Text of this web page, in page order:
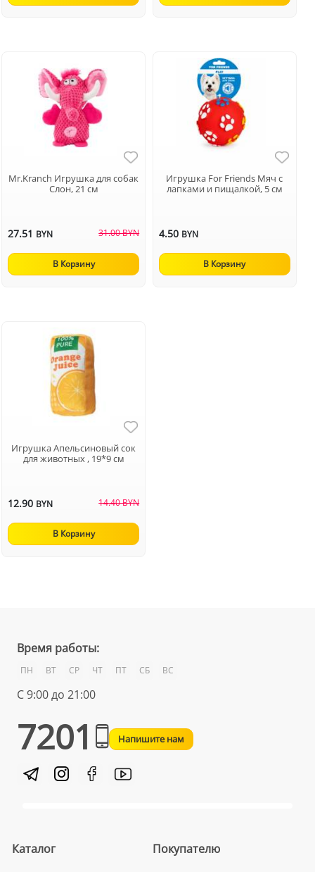
Mr.Kranch Игрушка для собак
Слон, 21 см
27.51 BYN 31.00 BYN
В Корзину
Игрушка For Friends Мяч с
лапками и пищалкой, 5 см
4.50 BYN
В Корзину
Игрушка Апельсиновый сок
для животных , 19*9 см
12.90 BYN 14.40 BYN
В Корзину
Время работы:
ПН ВТ СР ЧТ ПТ СБ ВС
С 9:00 до 21:00
7201 Напишите нам
Каталог Покупателю